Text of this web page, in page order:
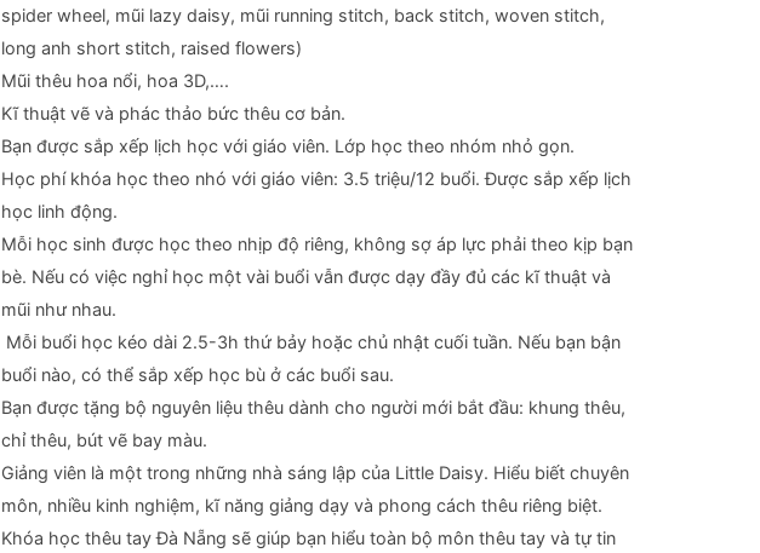
spider wheel, mũi lazy daisy, mũi running stitch, back stitch, woven stitch,
long anh short stitch, raised flowers)
Mũi thêu hoa nổi, hoa 3D,….
Kĩ thuật vẽ và phác thảo bức thêu cơ bản.
Bạn được sắp xếp lịch học với giáo viên. Lớp học theo nhóm nhỏ gọn.
Học phí khóa học theo nhó với giáo viên: 3.5 triệu/12 buổi. Được sắp xếp lịch
học linh động.
Mỗi học sinh được học theo nhịp độ riêng, không sợ áp lực phải theo kịp bạn
bè. Nếu có việc nghỉ học một vài buổi vẫn được dạy đầy đủ các kĩ thuật và
mũi như nhau.
Mỗi buổi học kéo dài 2.5-3h thứ bảy hoặc chủ nhật cuối tuần. Nếu bạn bận
buổi nào, có thể sắp xếp học bù ở các buổi sau.
Bạn được tặng bộ nguyên liệu thêu dành cho người mới bắt đầu: khung thêu,
chỉ thêu, bút vẽ bay màu.
Giảng viên là một trong những nhà sáng lập của Little Daisy. Hiểu biết chuyên
môn, nhiều kinh nghiệm, kĩ năng giảng dạy và phong cách thêu riêng biệt.
Khóa học thêu tay Đà Nẵng sẽ giúp bạn hiểu toàn bộ môn thêu tay và tự tin